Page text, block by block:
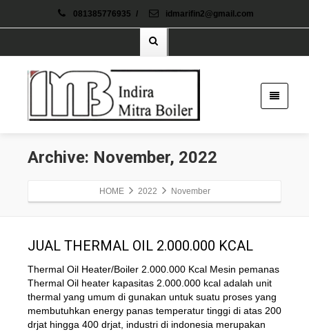
081385776935 / idmarifin2@gmail.com
Archive: November, 2022
HOME 2022 November
JUAL THERMAL OIL 2.000.000 KCAL
Thermal Oil Heater/Boiler 2.000.000 Kcal Mesin pemanas
Thermal Oil heater kapasitas 2.000.000 kcal adalah unit
thermal yang umum di gunakan untuk suatu proses yang
membutuhkan energy panas temperatur tinggi di atas 200
drjat hingga 400 drjat, industri di indonesia merupakan